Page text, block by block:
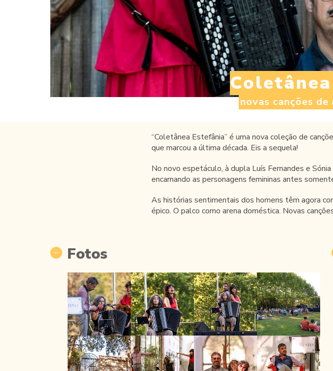
novas canções de
“Coletânea Estefânia” é uma nova coleção de
que marcou a última década. Eis a sequela!
No novo espetáculo, à dupla Luís Fernandes e
encarnando as personagens femininas antes
As histórias sentimentais dos homens têm agora
épico. O palco como arena doméstica. Novas
Fotos